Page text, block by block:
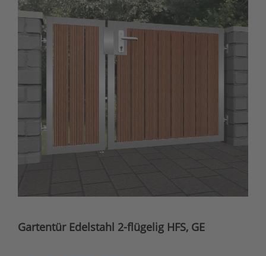
Gartentür Edelstahl 2-flügelig HFS, GE